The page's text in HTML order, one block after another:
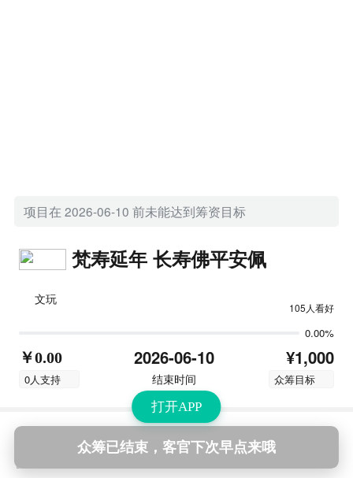
打开APP
项目在 2026-06-10 前未能达到筹资目标
梵寿延年 长寿佛平安佩
文玩
105人看好
0.00%
￥0.00
0人支持
2026-06-10
结束时间
¥1,000
众筹目标
阿摩罗饰品旗舰店 发起人
众筹已结束，客官下次早点来哦